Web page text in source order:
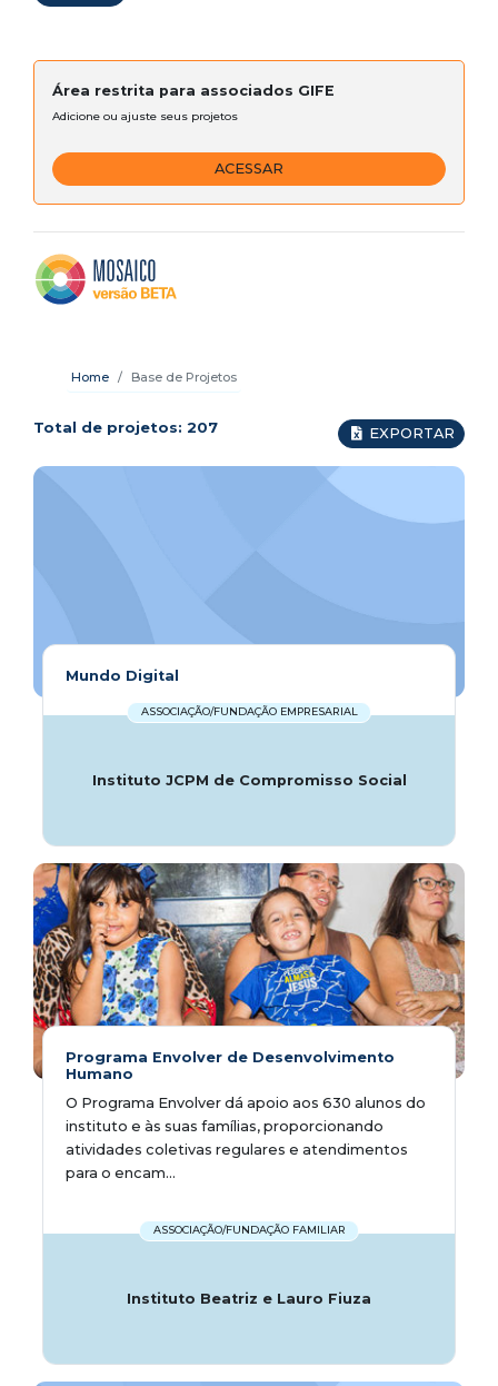
Área restrita para associados GIFE
Adicione ou ajuste seus projetos
ACESSAR
Home Base de Projetos
Total de projetos: 207 EXPORTAR
Mundo Digital
ASSOCIAÇÃO/FUNDAÇÃO EMPRESARIAL
Instituto JCPM de Compromisso Social
Programa Envolver de Desenvolvimento
Humano
O Programa Envolver dá apoio aos 630 alunos do
instituto e às suas famílias, proporcionando
atividades coletivas regulares e atendimentos
para o encam...
ASSOCIAÇÃO/FUNDAÇÃO FAMILIAR
Instituto Beatriz e Lauro Fiuza